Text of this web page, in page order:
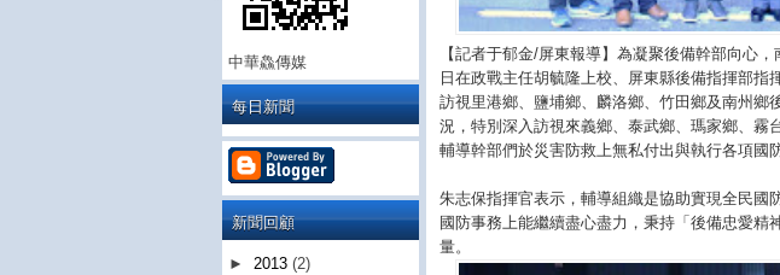
【記者于郁金/屏東報導】為凝聚後備幹部向心
日在政戰主任胡毓隆上校、屏東縣後備指揮部
訪視里港鄉、鹽埔鄉、麟洛鄉、竹田鄉及南州鄉
況，特別深入訪視來義鄉、泰武鄉、瑪家鄉、霧
輔導幹部們於災害防救上無私付出與執行各項國
朱志保指揮官表示，輔導組織是協助實現全民國
國防事務上能繼續盡心盡力，秉持「後備忠愛精
量。
中華鱻傳媒
每日新聞
新聞回顧
► 2013 (2)